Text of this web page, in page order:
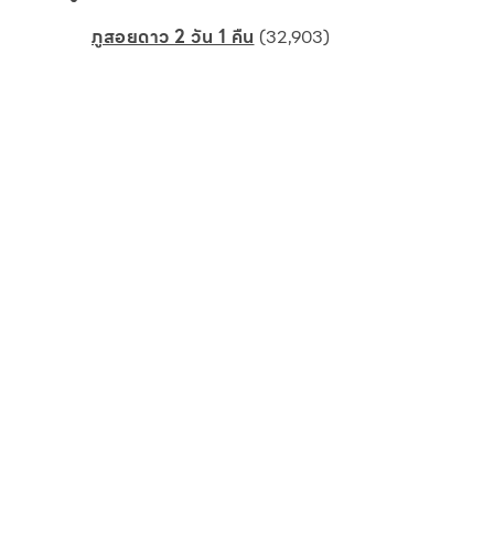
ภูสอยดาว 2 วัน 1 คืน(32,903)